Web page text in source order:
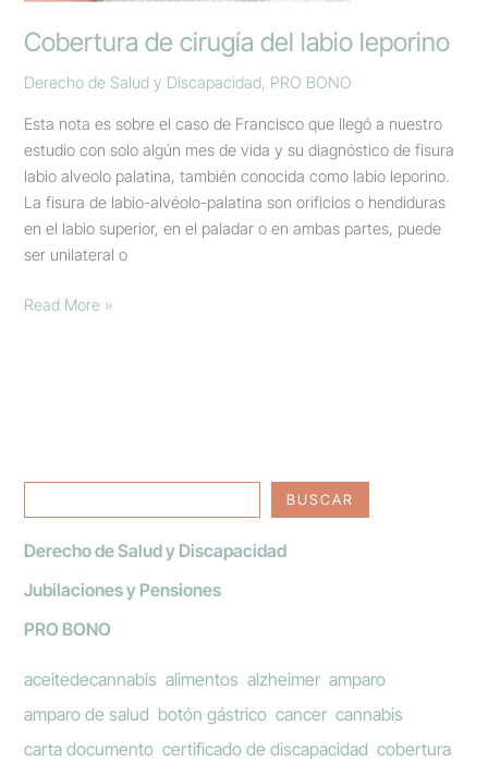
Cobertura de cirugía del labio leporino
Derecho de Salud y Discapacidad, PRO BONO
Esta nota es sobre el caso de Francisco que llegó a nuestro
estudio con solo algún mes de vida y su diagnóstico de fisura
labio alveolo palatina, también conocida como labio leporino.
La fisura de labio-alvéolo-palatina son orificios o hendiduras
en el labio superior, en el paladar o en ambas partes, puede
ser unilateral o
Read More »
BUSCAR
Derecho de Salud y Discapacidad
Jubilaciones y Pensiones
PRO BONO
aceitedecannabis alimentos alzheimer amparo
amparo de salud botón gástrico cancer cannabis
carta documento certificado de discapacidad cobertura